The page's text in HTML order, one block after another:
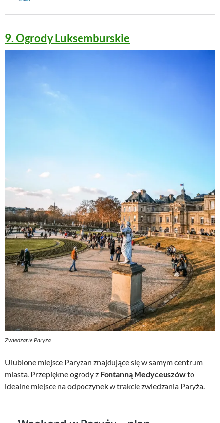
9. Ogrody Luksemburskie
Zwiedzanie Paryża
Ulubione miejsce Paryżan znajdujące się w samym centrum
miasta. Przepiękne ogrody z Fontanną Medyceuszówto
idealne miejsce na odpoczynek w trakcie zwiedzania Paryża.